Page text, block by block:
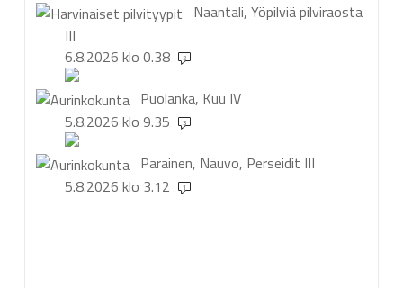
Naantali, Yöpilviä pilviraosta
III
6.8.2026 klo 0.38
2
Puolanka, Kuu IV
5.8.2026 klo 9.35
3
Parainen, Nauvo, Perseidit III
5.8.2026 klo 3.12
1